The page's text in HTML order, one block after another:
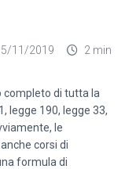
11/2019 2 min
completo di tutta la
legge 190, legge 33,
le
corsi di
formula di